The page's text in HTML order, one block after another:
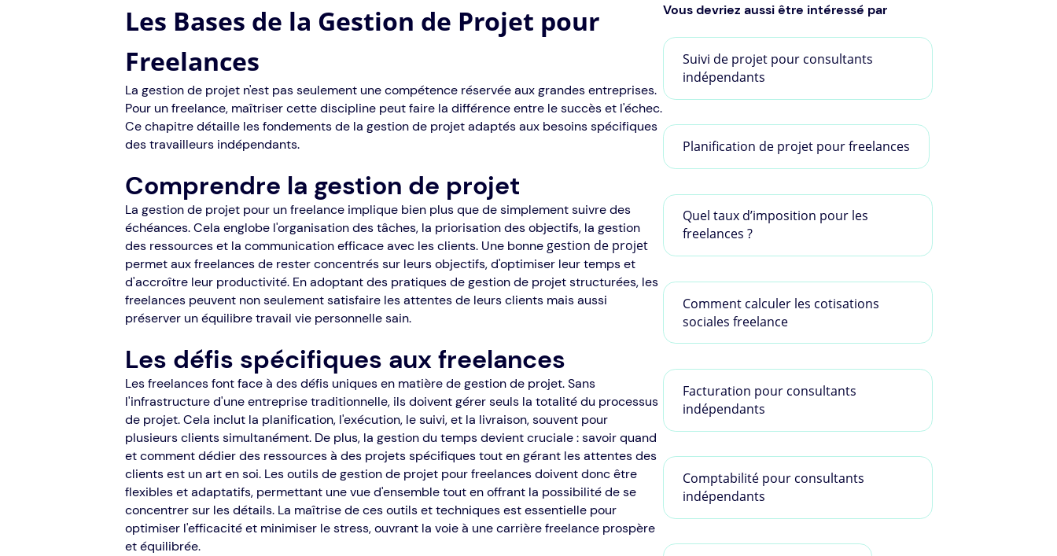
Les Bases de la Gestion de Projet pour
Freelances
La gestion de projet n'est pas seulement une compétence réservée aux grandes entreprises.
Pour un freelance, maîtriser cette discipline peut faire la différence entre le succès et l'échec.
Ce chapitre détaille les fondements de la gestion de projet adaptés aux besoins spécifiques
des travailleurs indépendants.
Comprendre la gestion de projet
La gestion de projet pour un freelance implique bien plus que de simplement suivre des
échéances. Cela englobe l'organisation des tâches, la priorisation des objectifs, la gestion
des ressources et la communication efficace avec les clients. Une bonne gestion de projet
permet aux freelances de rester concentrés sur leurs objectifs, d'optimiser leur temps et
d'accroître leur productivité. En adoptant des pratiques de gestion de projet structurées, les
freelances peuvent non seulement satisfaire les attentes de leurs clients mais aussi
préserver un équilibre travail vie personnelle sain.
Les défis spécifiques aux freelances
Les freelances font face à des défis uniques en matière de gestion de projet. Sans
l'infrastructure d'une entreprise traditionnelle, ils doivent gérer seuls la totalité du processus
de projet. Cela inclut la planification, l'exécution, le suivi, et la livraison, souvent pour
plusieurs clients simultanément. De plus, la gestion du temps devient cruciale : savoir quand
et comment dédier des ressources à des projets spécifiques tout en gérant les attentes des
clients est un art en soi. Les outils de gestion de projet pour freelances doivent donc être
flexibles et adaptatifs, permettant une vue d'ensemble tout en offrant la possibilité de se
concentrer sur les détails. La maîtrise de ces outils et techniques est essentielle pour
optimiser l'efficacité et minimiser le stress, ouvrant la voie à une carrière freelance prospère
et équilibrée.
Vous devriez aussi être intéressé par
Suivi de projet pour consultants
indépendants
Planification de projet pour freelances
Quel taux d’imposition pour les
freelances ?
Comment calculer les cotisations
sociales freelance
Facturation pour consultants
indépendants
Comptabilité pour consultants
indépendants